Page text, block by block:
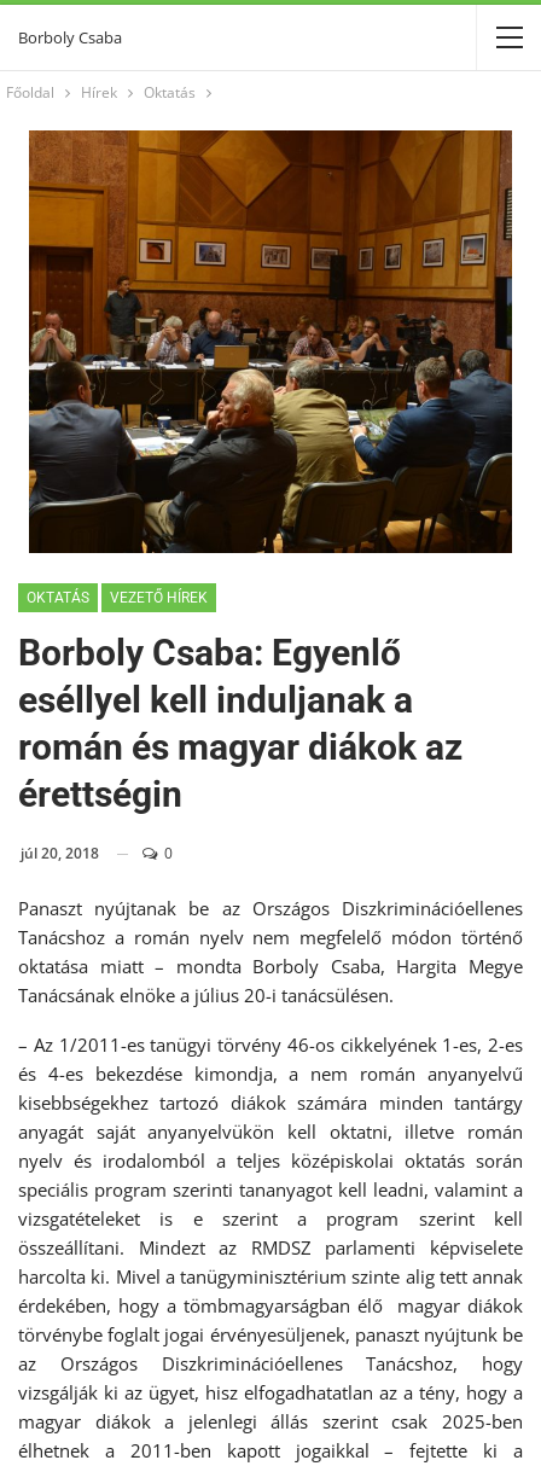
Borboly Csaba
Főoldal Hírek Oktatás
OKTATÁS VEZETŐ HÍREK
Borboly Csaba: Egyenlő
eséllyel kell induljanak a
román és magyar diákok az
érettségin
júl 20, 2018 0
Panaszt nyújtanak be az Országos Diszkriminációellenes
Tanácshoz a román nyelv nem megfelelő módon történő
oktatása miatt – mondta Borboly Csaba, Hargita Megye
Tanácsának elnöke a július 20-i tanácsülésen.
– Az 1/2011-es tanügyi törvény 46-os cikkelyének 1-es, 2-es
és 4-es bekezdése kimondja, a nem román anyanyelvű
kisebbségekhez tartozó diákok számára minden tantárgy
anyagát saját anyanyelvükön kell oktatni, illetve román
nyelv és irodalomból a teljes középiskolai oktatás során
speciális program szerinti tananyagot kell leadni, valamint a
vizsgatételeket is e szerint a program szerint kell
összeállítani. Mindezt az RMDSZ parlamenti képviselete
harcolta ki. Mivel a tanügyminisztérium szinte alig tett annak
érdekében, hogy a tömbmagyarságban élő magyar diákok
törvénybe foglalt jogai érvényesüljenek, panaszt nyújtunk be
az Országos Diszkriminációellenes Tanácshoz, hogy
vizsgálják ki az ügyet, hisz elfogadhatatlan az a tény, hogy a
magyar diákok a jelenlegi állás szerint csak 2025-ben
élhetnek a 2011-ben kapott jogaikkal – fejtette ki a